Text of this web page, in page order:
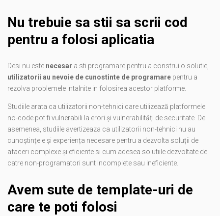
Nu trebuie sa stii sa scrii cod
pentru a folosi aplicatia
Desi nu este necesar a sti programare pentru a construi o solutie,
utilizatorii au nevoie de cunostinte de programare pentru a
rezolva problemele intalnite in folosirea acestor platforme.
Studiile arata ca utilizatorii non-tehnici care utilizează platformele
no-code pot fi vulnerabili la erori și vulnerabilități de securitate. De
asemenea, studiile avertizeaza ca utilizatorii non-tehnici nu au
cunoștințele și experiența necesare pentru a dezvolta soluții de
afaceri complexe și eficiente si cum adesea solutiile dezvoltate de
catre non-programatori sunt incomplete sau ineficiente.
Avem sute de template-uri de
care te poti folosi